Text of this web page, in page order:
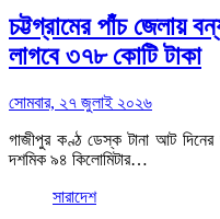
চট্টগ্রামের পাঁচ জেলায়
লাগবে ৩৭৮ কোটি টাকা
সোমবার, ২৭ জুলাই ২০২৬
গাজীপুর কণ্ঠ ডেস্ক টানা আট দিনের
দশমিক ৯৪ কিলোমিটার…
সারাদেশ